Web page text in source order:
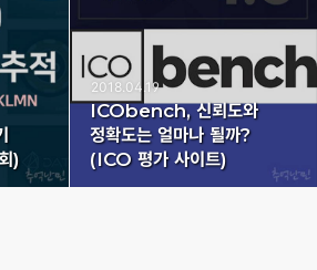
)
2018.04.19
ICObench, 신뢰도와
정확도는 얼마나 될까?
(ICO 평가 사이트)